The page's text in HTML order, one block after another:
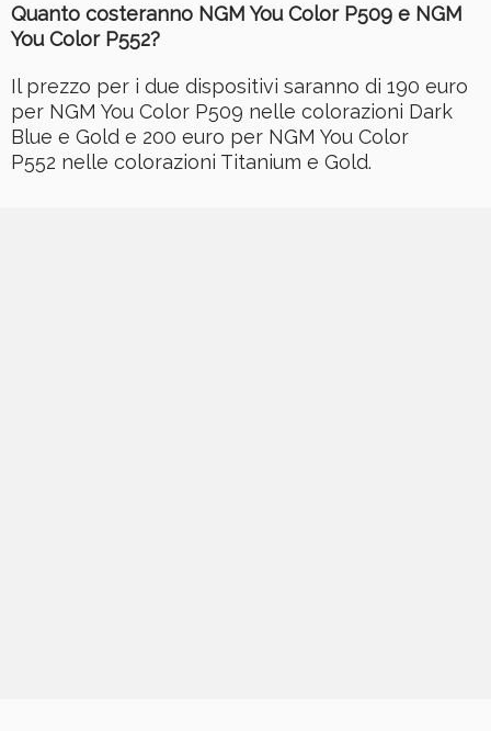
Quanto costeranno NGM You Color P509 e NGM
You Color P552?
Il prezzo per i due dispositivi saranno di 190 euro
per NGM You Color P509 nelle colorazioni Dark
Blue e Gold e 200 euro per NGM You Color
P552 nelle colorazioni Titanium e Gold.